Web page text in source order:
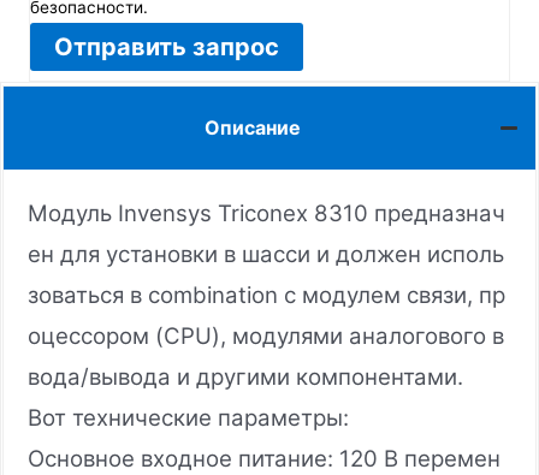
безопасности.
Отправить запрос
Описание
Модуль Invensys Triconex 8310 предназнач
ен для установки в шасси и должен исполь
зоваться в combination с модулем связи, пр
оцессором (CPU), модулями аналогового в
вода/вывода и другими компонентами.
Вот технические параметры:
Основное входное питание: 120 В перемен